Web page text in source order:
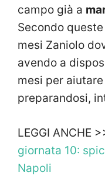
campo già a
Secondo
mesi Zaniolo
avendo a
mesi per
preparandosi,
LEGGI ANCHE
giornata 10:
Napoli